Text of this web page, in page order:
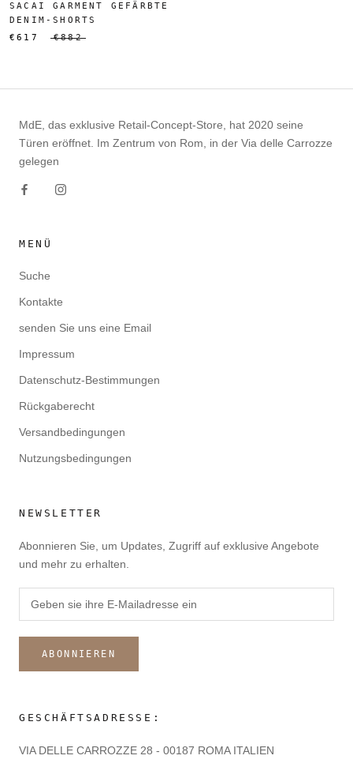
SACAI GARMENT GEFÄRBTE
DENIM-SHORTS
€617
€882
MdE, das exklusive Retail-Concept-Store, hat 2020 seine
Türen eröffnet. Im Zentrum von Rom, in der Via delle Carrozze
gelegen
MENÜ
Suche
Kontakte
senden Sie uns eine Email
Impressum
Datenschutz-Bestimmungen
Rückgaberecht
Versandbedingungen
Nutzungsbedingungen
NEWSLETTER
Abonnieren Sie, um Updates, Zugriff auf exklusive Angebote
und mehr zu erhalten.
ABONNIEREN
GESCHÄFTSADRESSE:
VIA DELLE CARROZZE 28 - 00187 ROMA ITALIEN